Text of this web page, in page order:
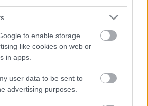
to enable storage
like cookies on web or
in apps.
user data to be sent to
advertising purposes.
az e-Trafó online programsorozat